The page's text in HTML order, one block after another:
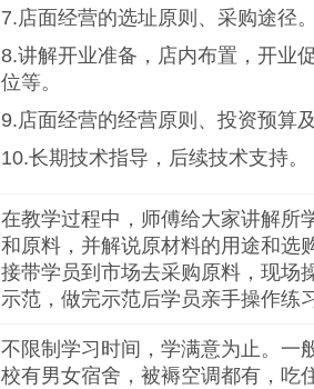
7.店面经营的选址原则、采购途径
8.讲解开业准备，店内布置，开业
位等。
9.店面经营的经营原则、投资预算
10.长期技术指导，后续技术支持。
在教学过程中，师傅给大家讲解所
和原料，并解说原材料的用途和选
接带学员到市场去采购原料，现场
示范，做完示范后学员亲手操作练
不限制学习时间，学满意为止。一
校有男女宿舍，被褥空调都有，吃